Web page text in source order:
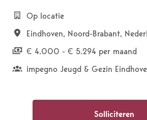
Op locatie
Eindhoven, Noord-Brabant,
€ 4.000 - € 5.294 per maand
impegno Jeugd & Gezin
Solliciteren